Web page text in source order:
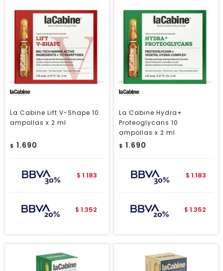
La Cabine Lift V-Shape 10
ampollas x 2 ml
$ 1.690
$ 1.183
$ 1.352
La Cabine Hydra+
Proteoglycans 10
ampollas x 2 ml
$ 1.690
$ 1.183
$ 1.352